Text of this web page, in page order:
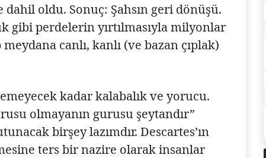
oldu. Sonuç: Şahsın geri dönüşü.
gibi perdelerin yırtılmasıyla milyonlar
canlı, kanlı (ve bazan çıplak)
kadar kalabalık ve yorucu.
olmayanın gurusu şeytandır”
birşey lazımdır. Descartes’ın
ters bir nazire olarak insanlar